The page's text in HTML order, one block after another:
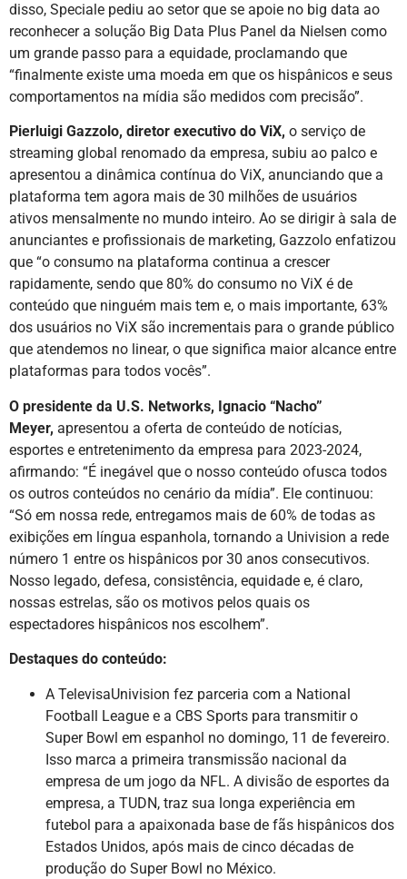
disso, Speciale pediu ao setor que se apoie no big data ao
reconhecer a solução Big Data Plus Panel da Nielsen como
um grande passo para a equidade, proclamando que
“finalmente existe uma moeda em que os hispânicos e seus
comportamentos na mídia são medidos com precisão”.
Pierluigi Gazzolo, diretor executivo do ViX, o serviço de
streaming global renomado da empresa, subiu ao palco e
apresentou a dinâmica contínua do ViX, anunciando que a
plataforma tem agora mais de 30 milhões de usuários
ativos mensalmente no mundo inteiro. Ao se dirigir à sala de
anunciantes e profissionais de marketing, Gazzolo enfatizou
que “o consumo na plataforma continua a crescer
rapidamente, sendo que 80% do consumo no ViX é de
conteúdo que ninguém mais tem e, o mais importante, 63%
dos usuários no ViX são incrementais para o grande público
que atendemos no linear, o que significa maior alcance entre
plataformas para todos vocês”.
O presidente da U.S. Networks, Ignacio “Nacho”
Meyer, apresentou a oferta de conteúdo de notícias,
esportes e entretenimento da empresa para 2023-2024,
afirmando: “É inegável que o nosso conteúdo ofusca todos
os outros conteúdos no cenário da mídia”. Ele continuou:
“Só em nossa rede, entregamos mais de 60% de todas as
exibições em língua espanhola, tornando a Univision a rede
número 1 entre os hispânicos por 30 anos consecutivos.
Nosso legado, defesa, consistência, equidade e, é claro,
nossas estrelas, são os motivos pelos quais os
espectadores hispânicos nos escolhem”.
Destaques do conteúdo:
A TelevisaUnivision fez parceria com a National
Football League e a CBS Sports para transmitir o
Super Bowl em espanhol no domingo, 11 de fevereiro.
Isso marca a primeira transmissão nacional da
empresa de um jogo da NFL. A divisão de esportes da
empresa, a TUDN, traz sua longa experiência em
futebol para a apaixonada base de fãs hispânicos dos
Estados Unidos, após mais de cinco décadas de
produção do Super Bowl no México.